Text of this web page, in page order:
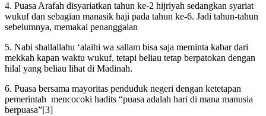
4. Puasa Arafah disyariatkan tahun ke-2 hijriyah sedangkan syariat
wukuf dan sebagian manasik haji pada tahun ke-6. Jadi tahun-tahun
sebelumnya, memakai penanggalan
5. Nabi shallallahu ‘alaihi wa sallam bisa saja meminta kabar dari
mekkah kapan waktu wukuf, tetapi beliau tetap berpatokan dengan
hilal yang beliau lihat di Madinah.
6. Puasa bersama mayoritas penduduk negeri dengan ketetapan
pemerintah mencocoki hadits “puasa adalah hari di mana manusia
berpuasa”[3]